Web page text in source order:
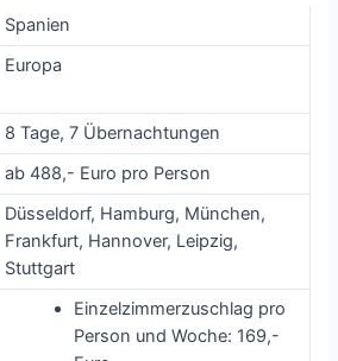
Spanien
Europa
8 Tage, 7 Übernachtungen
ab 488,- Euro pro Person
Düsseldorf, Hamburg, München,
Frankfurt, Hannover, Leipzig,
Stuttgart
Einzelzimmerzuschlag pro
Person und Woche: 169,-